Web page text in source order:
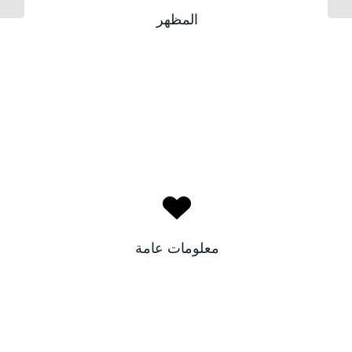
المظهر
لون الأعين:
معلومات عامة
الاسم:أحلام
تونس
العمر:٢٢